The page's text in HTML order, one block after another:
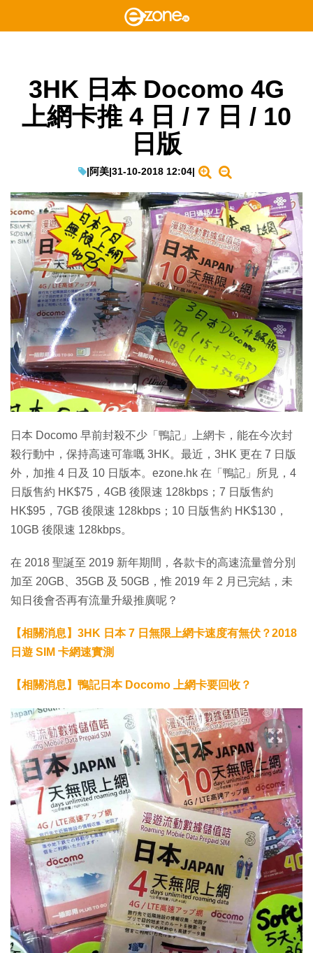
3HK 日本 Docomo 4G
上網卡推 4 日 / 7 日 / 10
日版
|阿美|31-10-2018 12:04|
日本 Docomo 早前封殺不少「鴨記」上網卡，能在今次封
殺行動中，保持高速可靠嘅 3HK。最近，3HK 更在 7 日版
外，加推 4 日及 10 日版本。ezone.hk 在「鴨記」所見，4
日版售約 HK$75，4GB 後限速 128kbps；7 日版售約
HK$95，7GB 後限速 128kbps；10 日版售約 HK$130，
10GB 後限速 128kbps。
在 2018 聖誕至 2019 新年期間，各款卡的高速流量曾分別
加至 20GB、35GB 及 50GB，惟 2019 年 2 月已完結，未
知日後會否再有流量升級推廣呢？
【相關消息】3HK 日本 7 日無限上網卡速度有無伏？2018
日遊 SIM 卡網速實測
【相關消息】鴨記日本 Docomo 上網卡要回收？